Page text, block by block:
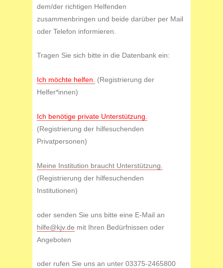
dem/der richtigen Helfenden
zusammenbringen und beide darüber per Mail
oder Telefon informieren.
Tragen Sie sich bitte in die Datenbank ein:
Ich möchte helfen.
(Registrierung der
Helfer*innen)
Ich benötige private Unterstützung.
(Registrierung der hilfesuchenden
Privatpersonen)
Meine Institution braucht Unterstützung.
(Registrierung der hilfesuchenden
Institutionen)
oder senden Sie uns bitte eine E-Mail an
hilfe@kjv.de mit Ihren Bedürfnissen oder
Angeboten
oder rufen Sie uns an unter 03375-2465800